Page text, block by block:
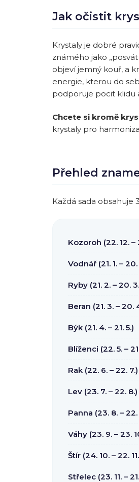
Jak očistit
Krystaly je dobré
známého jako
objeví jemný kouř, a
energie, kterou do
podporuje pocit klidu
Chcete si kromě
krystaly pro
Přehled
Každá sada obsahuje
Kozoroh (22. 12. –
Vodnář (21. 1. – 20.
Ryby (21. 2. – 20.
Beran (21. 3. – 20.
Býk (21. 4. – 21. 5.)
Blíženci (22. 5. –
Rak (22. 6. – 22. 7.)
Lev (23. 7. – 22. 8.)
Panna (23. 8. – 22.
Váhy (23. 9. – 23.
Štír (24. 10. – 22.
Střelec (23. 11. –